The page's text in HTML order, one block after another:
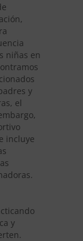
niñas en
y
el
incluye
y